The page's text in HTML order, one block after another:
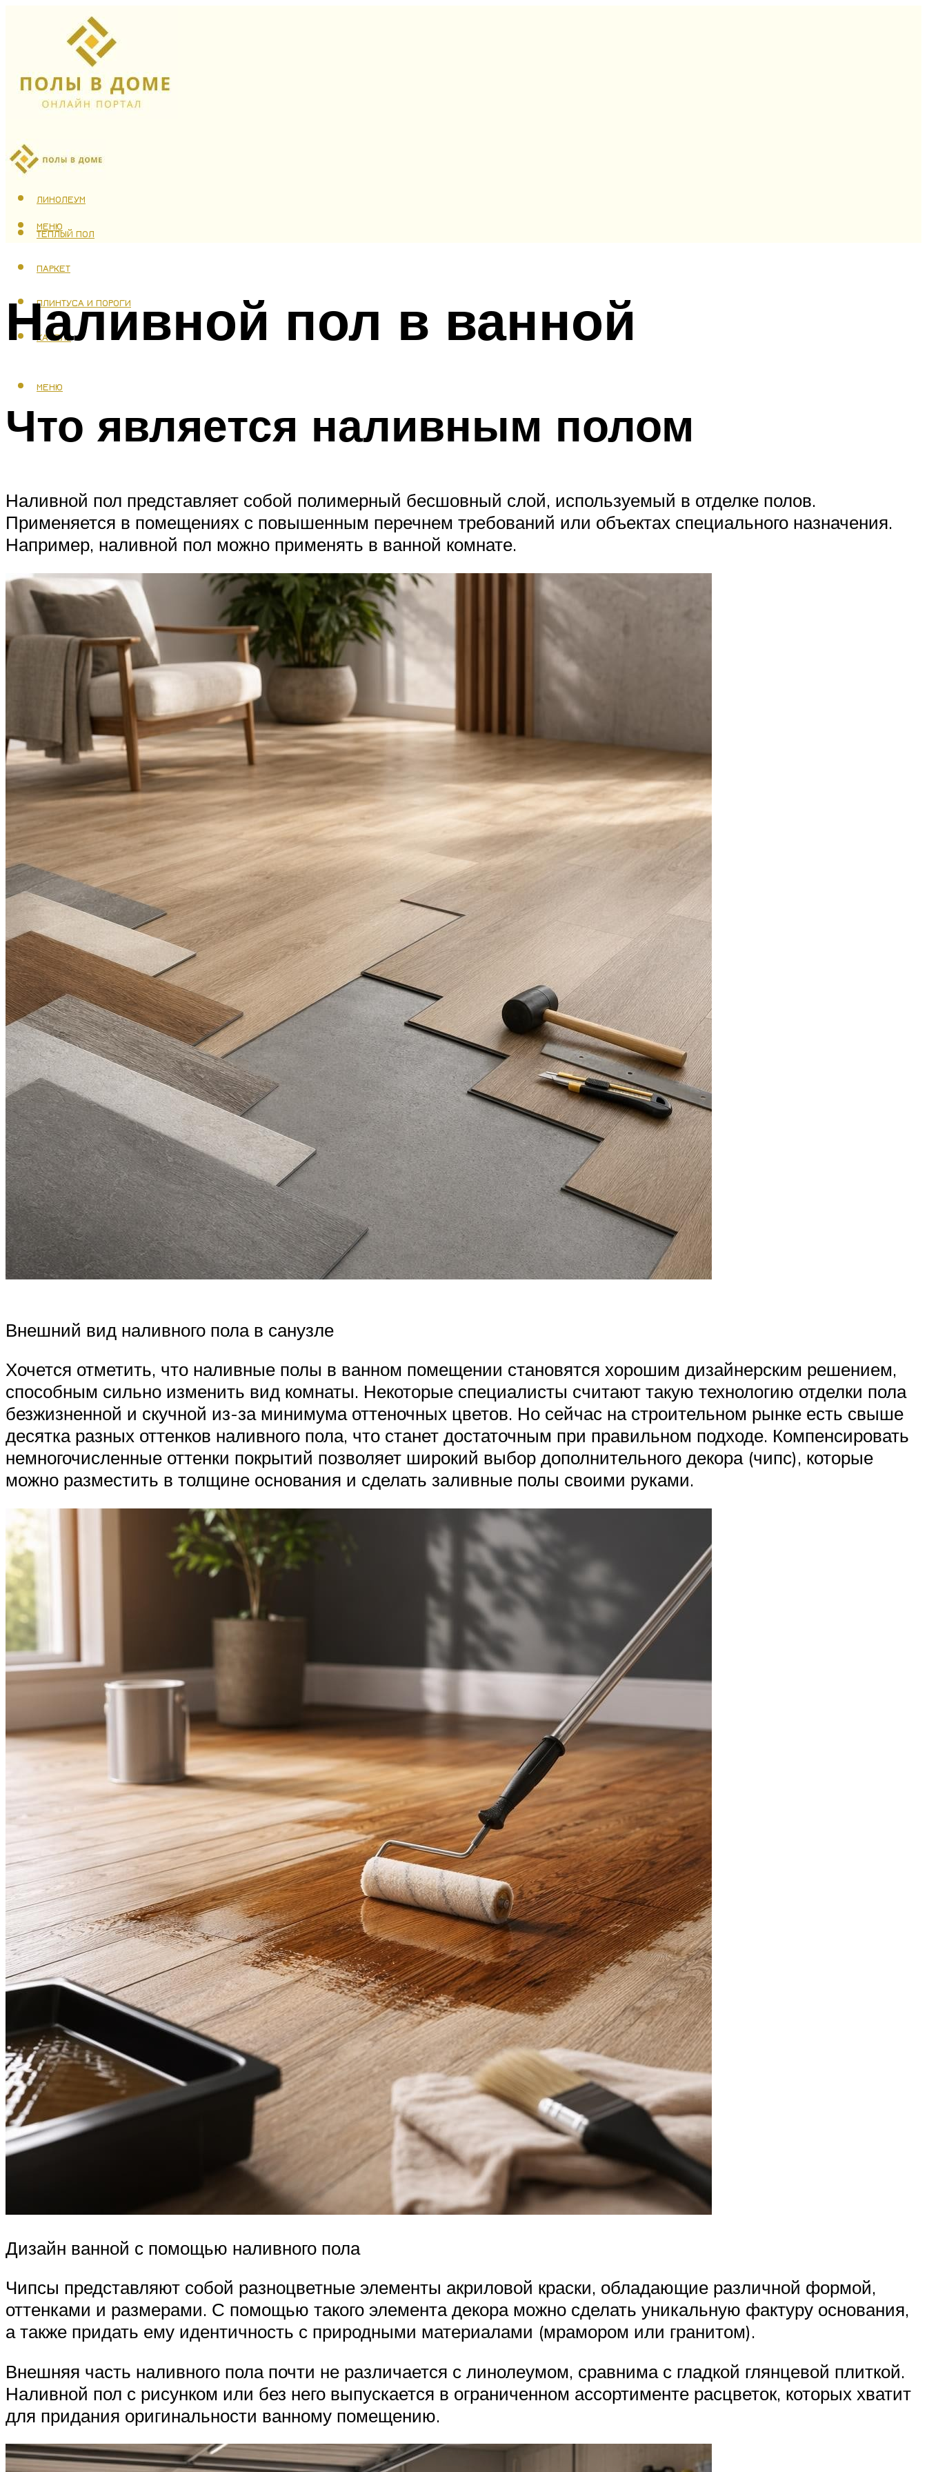
ЛАМИНАТ
ЛИНОЛЕУМ
ТЕПЛЫЙ ПОЛ
ПАРКЕТ
ПЛИНТУСА И ПОРОГИ
КАФЕЛЬ
МЕНЮ
МЕНЮ
Наливной пол в ванной
Что является наливным полом
Наливной пол представляет собой полимерный бесшовный слой, используемый в отделке полов.
Применяется в помещениях с повышенным перечнем требований или объектах специального назначения.
Например, наливной пол можно применять в ванной комнате.
Внешний вид наливного пола в санузле
Хочется отметить, что наливные полы в ванном помещении становятся хорошим дизайнерским решением,
способным сильно изменить вид комнаты. Некоторые специалисты считают такую технологию отделки пола
безжизненной и скучной из-за минимума оттеночных цветов. Но сейчас на строительном рынке есть свыше
десятка разных оттенков наливного пола, что станет достаточным при правильном подходе. Компенсировать
немногочисленные оттенки покрытий позволяет широкий выбор дополнительного декора (чипс), которые
можно разместить в толщине основания и сделать заливные полы своими руками.
Дизайн ванной с помощью наливного пола
Чипсы представляют собой разноцветные элементы акриловой краски, обладающие различной формой,
оттенками и размерами. С помощью такого элемента декора можно сделать уникальную фактуру основания,
а также придать ему идентичность с природными материалами (мрамором или гранитом).
Внешняя часть наливного пола почти не различается с линолеумом, сравнима с гладкой глянцевой плиткой.
Наливной пол с рисунком или без него выпускается в ограниченном ассортименте расцветок, которых хватит
для придания оригинальности ванному помещению.